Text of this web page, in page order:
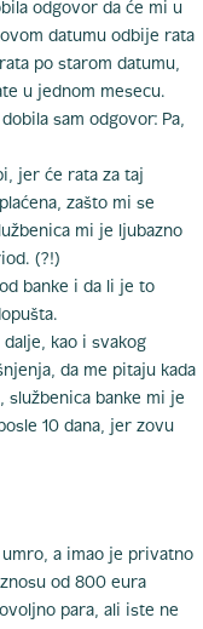
odgovor da će mi u
datumu odbije rata
po starom datumu,
u jednom mesecu.
sam odgovor: Pa,
jer će rata za taj
zašto mi se
mi je ljubazno
(?!)
banke i da li je to
kao i svakog
da me pitaju kada
službenica banke mi je
10 dana, jer zovu
a imao je privatno
od 800 eura
para, ali iste ne